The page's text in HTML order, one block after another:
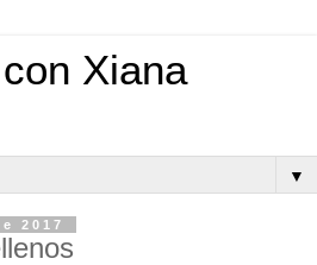
Xiana
▼
2017